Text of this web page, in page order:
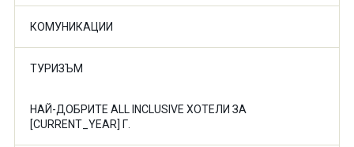
КОМУНИКАЦИИ
ТУРИЗЪМ
НАЙ-ДОБРИТЕ ALL INCLUSIVE ХОТЕЛИ ЗА
[CURRENT_YEAR] Г.